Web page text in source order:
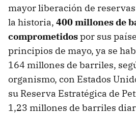
mayor liberación de
la historia, 400 millones de
comprometidospor sus
principios de mayo, ya se
164 millones de barriles,
organismo, con Estados
su Reserva Estratégica de
1,23 millones de barriles